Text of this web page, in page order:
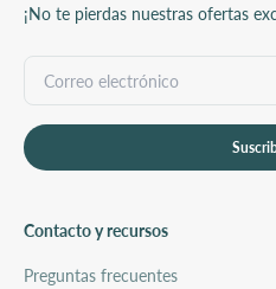
¡No te pierdas nuestras ofertas
Contacto y recursos
Preguntas frecuentes